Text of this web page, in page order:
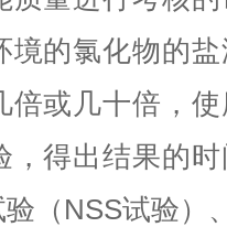
境的氯化物的
倍或几十倍，
，得出结果的
（NSS试验）